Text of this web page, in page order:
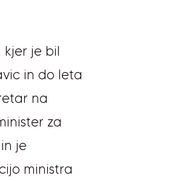
kjer je bil
in do leta
na
za
je
ministra